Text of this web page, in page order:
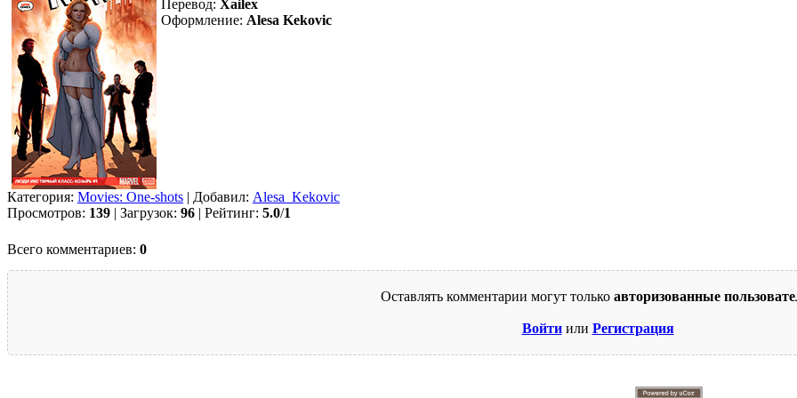
Перевод: Xailex
Оформление: Alesa Kekovic
Категория: Movies: One-shots | Добавил: Alesa_Kekovic
Просмотров: 139 | Загрузок: 96 | Рейтинг: 5.0/1
Всего комментариев: 0
Оставлять комментарии могут только авторизованные
Войтиили Регистрация